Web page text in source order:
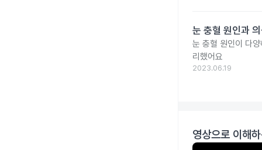
눈 충혈 원인과
눈 충혈 원인이 다
리했어요
2023.06.19
영상으로 이해